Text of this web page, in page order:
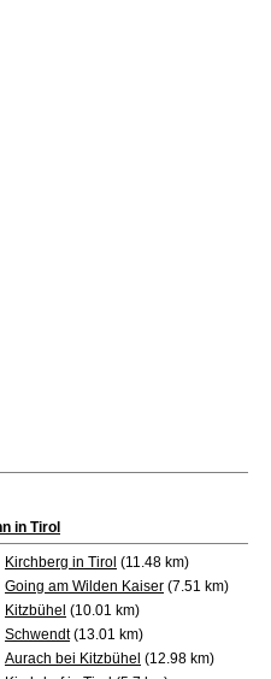
in Tirol
Kirchberg in Tirol (11.48 km)
Going am Wilden Kaiser (7.51 km)
Kitzbühel (10.01 km)
Schwendt(13.01 km)
Aurach bei Kitzbühel (12.98 km)